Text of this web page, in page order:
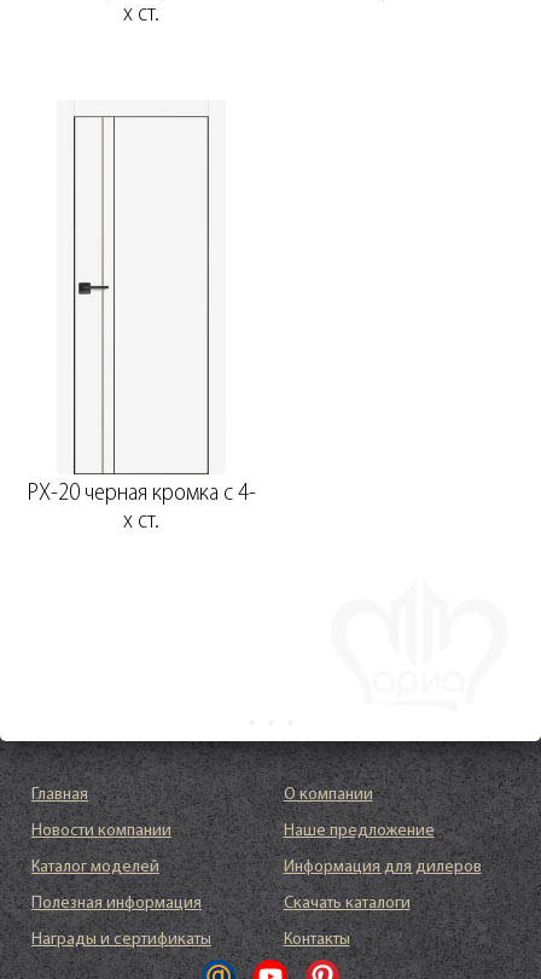
х ст.
PX-20 черная кромка с 4-
х ст.
Главная
О компании
Новости компании
Наше предложение
Каталог моделей
Информация для дилеров
Полезная информация
Скачать каталоги
Награды и сертификаты
Контакты